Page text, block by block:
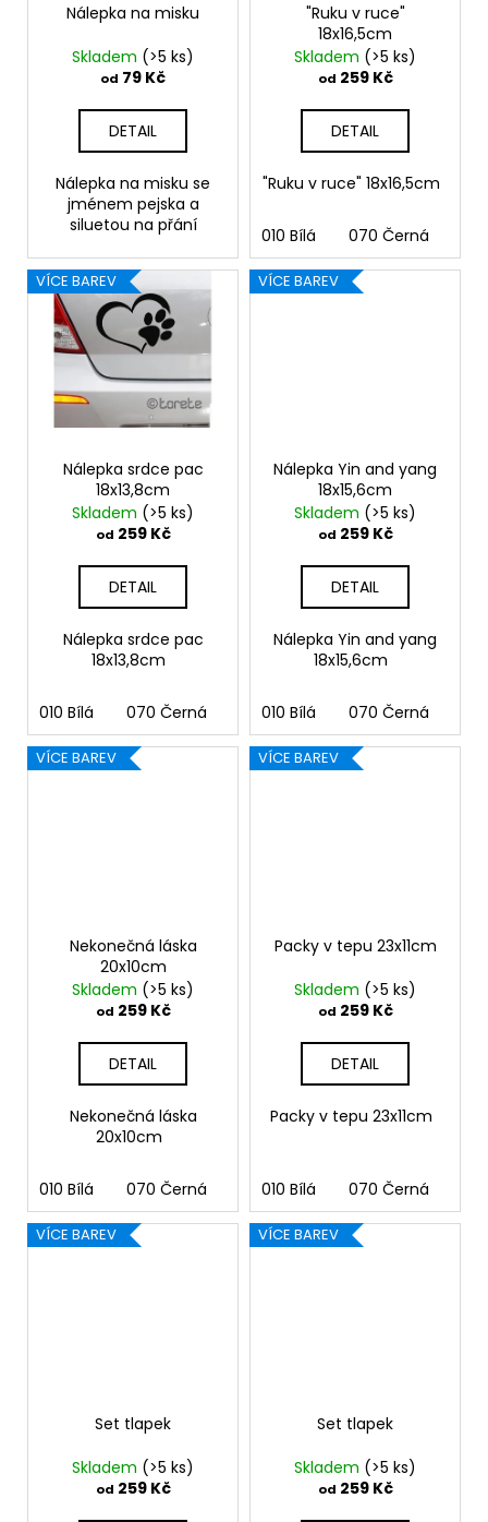
Nálepka na misku
Skladem (>5 ks)
od 79 Kč
DETAIL
Nálepka na misku se
jménem pejska a
siluetou na přání
"Ruku v ruce"
18x16,5cm
Skladem (>5 ks)
od 259 Kč
DETAIL
"Ruku v ruce" 18x16,5cm
010 Bílá 070 Černá
VÍCE BAREV
Nálepka srdce pac
18x13,8cm
Skladem (>5 ks)
od 259 Kč
DETAIL
Nálepka srdce pac
18x13,8cm
010 Bílá 070 Černá 090 Stříbrná 091 Zlatá
VÍCE BAREV
Nálepka Yin and yang
18x15,6cm
Skladem (>5 ks)
od 259 Kč
DETAIL
Nálepka Yin and yang
18x15,6cm
010 Bílá 070 Černá
VÍCE BAREV
Nekonečná láska
20x10cm
Skladem (>5 ks)
od 259 Kč
DETAIL
Nekonečná láska
20x10cm
010 Bílá 070 Černá 090 Stříbrná 091 Zlatá
VÍCE BAREV
Packy v tepu 23x11cm
Skladem (>5 ks)
od 259 Kč
DETAIL
Packy v tepu 23x11cm
010 Bílá 070 Černá
VÍCE BAREV
Set tlapek
Skladem (>5 ks)
od 259 Kč
VÍCE BAREV
Set tlapek
Skladem (>5 ks)
od 259 Kč